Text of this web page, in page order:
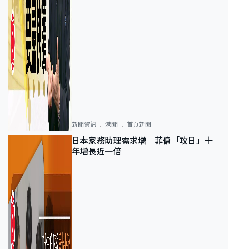
新聞資訊 港聞 首頁新聞
日本家務助理需求增 菲傭「攻日」十
年增長近一倍